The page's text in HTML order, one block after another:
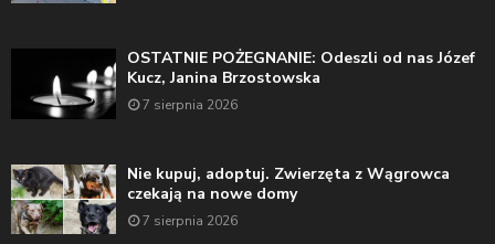
OSTATNIE POŻEGNANIE: Odeszli od nas Józef
Kucz, Janina Brzostowska
7 sierpnia 2026
Nie kupuj, adoptuj. Zwierzęta z Wągrowca
czekają na nowe domy
7 sierpnia 2026